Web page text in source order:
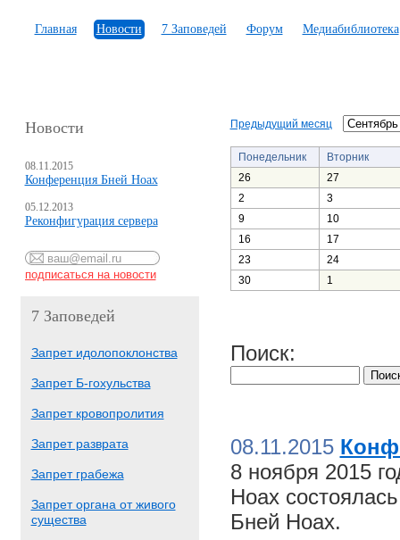
Главная Новости 7 Заповедей Форум Медиабиблиотека
Новости
08.11.2015
Конференция Бней Ноах
05.12.2013
Реконфигурация сервера
7 Заповедей
Запрет идолопоклонства
Запрет Б-гохульства
Запрет кровопролития
Запрет разврата
Запрет грабежа
Запрет органа от живого
существа
Предыдущий месяц
Понедельник
Вторник
26
27
2
3
9
10
16
17
23
24
30
1
Поиск:
08.11.2015
8 ноября 2015
Ноах
Бней Ноах.